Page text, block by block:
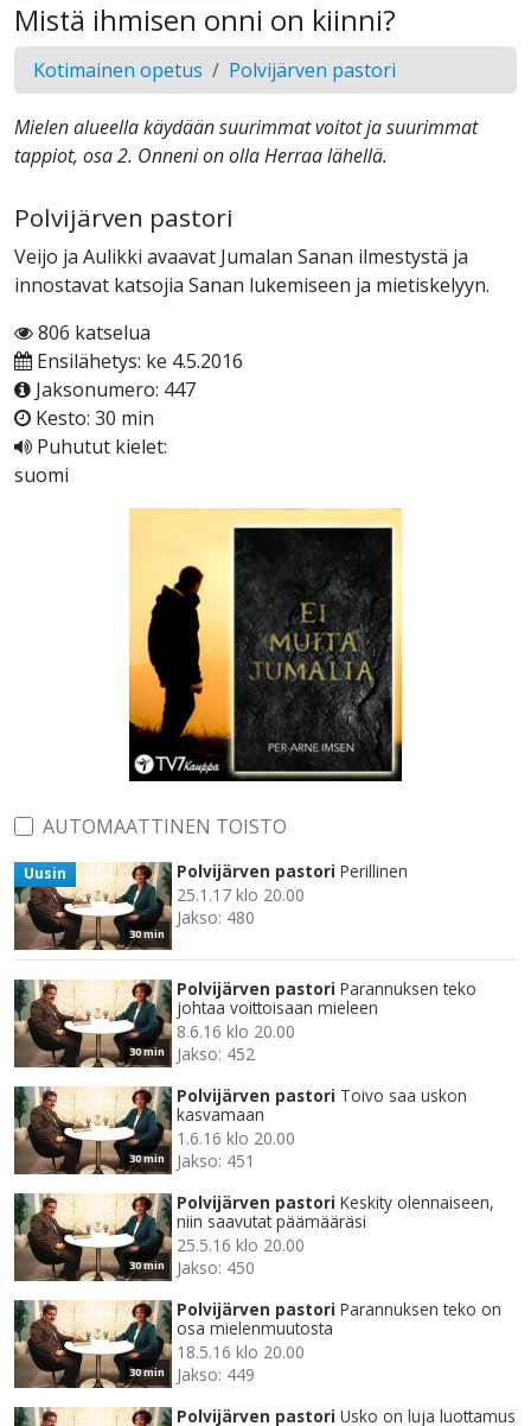
Mistä ihmisen onni on kiinni?
Kotimainen opetus Polvijärven pastori
Mielen alueella käydään suurimmat voitot ja suurimmat
tappiot, osa 2. Onneni on olla Herraa lähellä.
Polvijärven pastori
Veijo ja Aulikki avaavat Jumalan Sanan ilmestystä ja
innostavat katsojia Sanan lukemiseen ja mietiskelyyn.
806 katselua
Ensilähetys: ke 4.5.2016
Jaksonumero: 447
Kesto: 30 min
Puhutut kielet:
suomi
AUTOMAATTINEN TOISTO
30 min
Uusin Polvijärven pastori Perillinen
25.1.17 klo 20.00
Jakso: 480
30 min
Polvijärven pastori Parannuksen teko
johtaa voittoisaan mieleen
8.6.16 klo 20.00
Jakso: 452
30 min
Polvijärven pastori Toivo saa uskon
kasvamaan
1.6.16 klo 20.00
Jakso: 451
30 min
Polvijärven pastori Keskity olennaiseen,
niin saavutat päämääräsi
25.5.16 klo 20.00
Jakso: 450
30 min
Polvijärven pastori Parannuksen teko on
osa mielenmuutosta
18.5.16 klo 20.00
Jakso: 449
Polvijärven pastori Usko on luja luottamus